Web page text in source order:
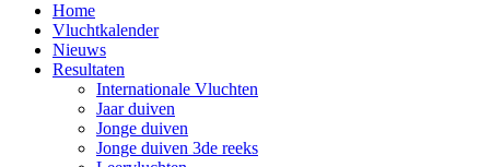
Home
Vluchtkalender
Nieuws
Resultaten
Internationale Vluchten
Jaar duiven
Jonge duiven
Jonge duiven 3de reeks